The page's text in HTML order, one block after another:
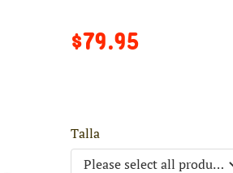
$79.95
Talla